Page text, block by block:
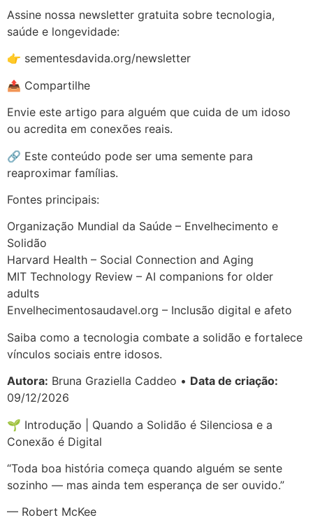
Assine nossa newsletter gratuita sobre tecnologia,
saúde e longevidade:
👉 sementesdavida.org/newsletter
📤 Compartilhe
Envie este artigo para alguém que cuida de um idoso
ou acredita em conexões reais.
🔗 Este conteúdo pode ser uma semente para
reaproximar famílias.
Fontes principais:
Organização Mundial da Saúde – Envelhecimento e
Solidão
Harvard Health – Social Connection and Aging
MIT Technology Review – AI companions for older
adults
Envelhecimentosaudavel.org – Inclusão digital e afeto
Saiba como a tecnologia combate a solidão e fortalece
vínculos sociais entre idosos.
Autora: Bruna Graziella Caddeo • Data de criação:
09/12/2026
🌱 Introdução | Quando a Solidão é Silenciosa e a
Conexão é Digital
“Toda boa história começa quando alguém se sente
sozinho — mas ainda tem esperança de ser ouvido.”
— Robert McKee